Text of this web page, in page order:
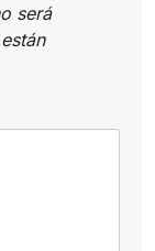
será